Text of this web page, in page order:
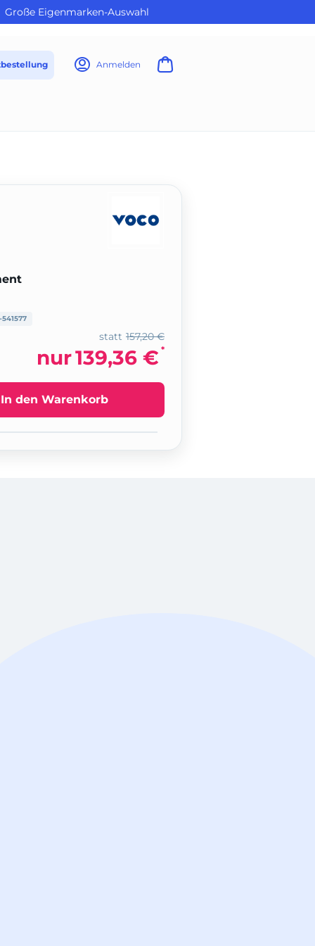
Große Eigenmarken-Auswahl
Anmelden
157,20 €
statt
nur139,36 € *
In den Warenkorb